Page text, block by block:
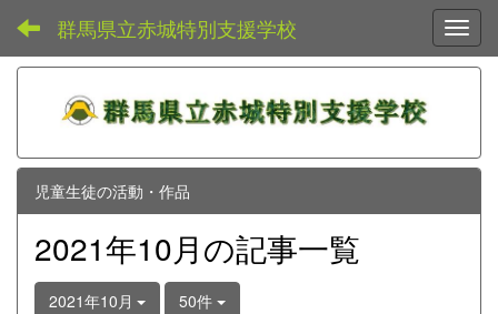
群馬県立赤城特別支援学校
児童生徒の活動・作品
2021年10月の記事一覧
2021年10月 50件